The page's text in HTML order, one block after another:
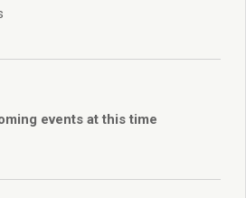
2014
2013
2011
2010
events at this time